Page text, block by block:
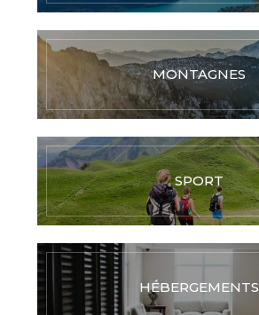
MONTAGNES
SPORT
HÉBERGEMENTS